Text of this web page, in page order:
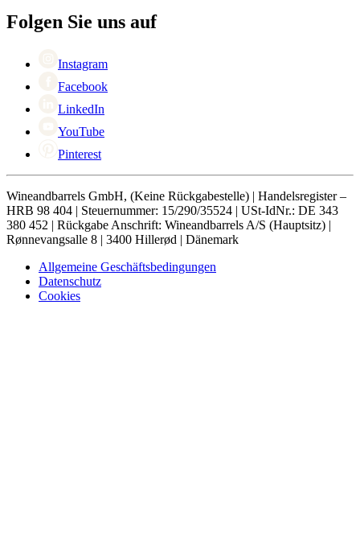
Black Friday
Singles Day
Folgen Sie uns auf
Instagram
Facebook
LinkedIn
YouTube
Pinterest
Wineandbarrels GmbH, (Keine Rückgabestelle) | Handelsregister –
HRB 98 404 | Steuernummer: 15/290/35524 | USt-IdNr.: DE 343
380 452 | Rückgabe Anschrift: Wineandbarrels A/S (Hauptsitz) |
Rønnevangsalle 8 | 3400 Hillerød | Dänemark
Allgemeine Geschäftsbedingungen
Datenschutz
Cookies